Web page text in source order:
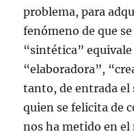
problema, para
fenómeno de que
“sintética”
“elaboradora”,
tanto, de entrada
quien se felicita de
nos ha metido en